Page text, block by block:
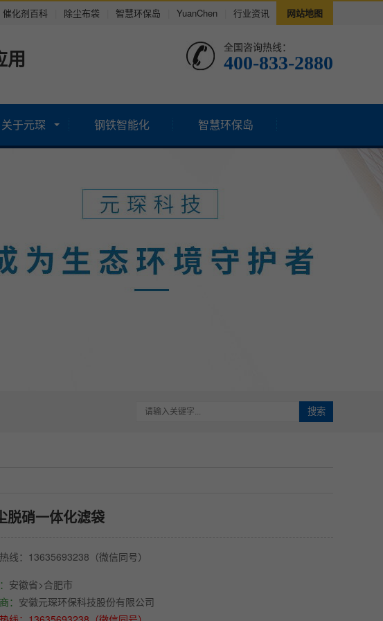
催化剂百科 除尘布袋 智慧环保岛 YuanChen 行业资讯 网站地图
用 400-833-2880
关于元琛 钢铁智能化 智慧环保岛
搜索
脱硝一体化滤袋
线：13635693238（微信同号）
安徽省>合肥市
： 安徽元琛环保科技股份有限公司